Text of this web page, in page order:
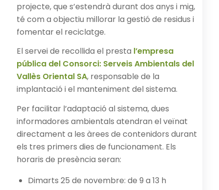
projecte, que s’estendrà durant dos anys i mig,
té com a objectiu millorar la gestió de residus i
fomentar el reciclatge.
El servei de recollida el presta l’empresa
pública del Consorci: Serveis Ambientals del
Vallès Oriental SA, responsable de la
implantació i el manteniment del sistema.
Per facilitar l’adaptació al sistema, dues
informadores ambientals atendran el veïnat
directament a les àrees de contenidors durant
els tres primers dies de funcionament. Els
horaris de presència seran:
Dimarts 25 de novembre: de 9 a 13 h